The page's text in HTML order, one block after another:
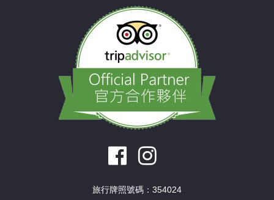
旅行牌照號碼：354024